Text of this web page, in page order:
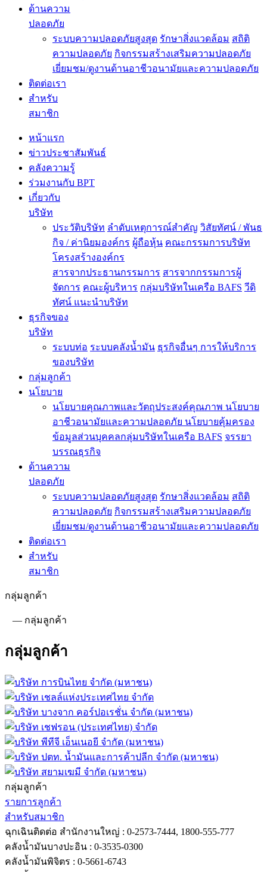
ด้านความ
ปลอดภัย
ระบบความปลอดภัยสูงสุด รักษาสิ่งแวดล้อม สถิติ
ความปลอดภัย กิจกรรมสร้างเสริมความปลอดภัย
เยี่ยมชม/ดูงานด้านอาชีวอนามัยและความปลอดภัย
ติดต่อเรา
สำหรับ
สมาชิก
หน้าแรก
ข่าวประชาสัมพันธ์
คลังความรู้
ร่วมงานกับ BPT
เกี่ยวกับ
บริษัท
ประวัติบริษัท ลำดับเหตุการณ์สำคัญ วิสัยทัศน์ / พันธ
กิจ / ค่านิยมองค์กร ผู้ถือหุ้น คณะกรรมการบริษัท
โครงสร้างองค์กร
สารจากประธานกรรมการ สารจากกรรมการผู้
จัดการ คณะผู้บริหาร กลุ่มบริษัทในเครือ BAFS วีดิ
ทัศน์ แนะนำบริษัท
ธุรกิจของ
บริษัท
ระบบท่อ ระบบคลังน้ำมัน ธุรกิจอื่นๆ การให้บริการ
ของบริษัท
กลุ่มลูกค้า
นโยบาย
นโยบายคุณภาพและวัตถุประสงค์คุณภาพ นโยบาย
อาชีวอนามัยและความปลอดภัย นโยบายคุ้มครอง
ข้อมูลส่วนบุคคลกลุ่มบริษัทในเครือ BAFS จรรยา
บรรณธุรกิจ
ด้านความ
ปลอดภัย
ระบบความปลอดภัยสูงสุด รักษาสิ่งแวดล้อม สถิติ
ความปลอดภัย กิจกรรมสร้างเสริมความปลอดภัย
เยี่ยมชม/ดูงานด้านอาชีวอนามัยและความปลอดภัย
ติดต่อเรา
สำหรับ
สมาชิก
กลุ่มลูกค้า
— กลุ่มลูกค้า
กลุ่มลูกค้า
กลุ่มลูกค้า
รายการลูกค้า
สำหรับสมาชิก
ฉุกเฉินติดต่อ สำนักงานใหญ่ : 0-2573-7444, 1800-555-777
คลังน้ำมันบางปะอิน : 0-3535-0300
คลังน้ำมันพิจิตร : 0-5661-6743